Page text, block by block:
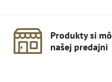
Produkty si
našej predajni